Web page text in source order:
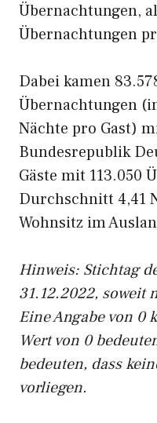
Übernachtungen,
Übernachtungen
Dabei kamen
Übernachtungen
Nächte pro Gast)
Bundesrepublik
Gäste mit 113.050
Durchschnitt 4,41
Wohnsitz im
Hinweis: Stichtag
31.12.2022, soweit
Eine Angabe von 0
Wert von 0
bedeuten, dass
vorliegen.